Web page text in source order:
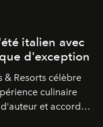
italien avec
d'exception
& Resorts célèbre
culinaire
et accords